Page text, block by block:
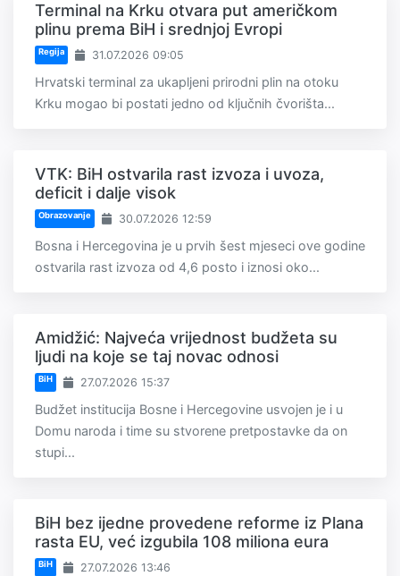
Terminal na Krku otvara put američkom
plinu prema BiH i srednjoj Evropi
Regija 31.07.2026 09:05
Hrvatski terminal za ukapljeni prirodni plin na otoku
Krku mogao bi postati jedno od ključnih čvorišta...
VTK: BiH ostvarila rast izvoza i uvoza,
deficit i dalje visok
Obrazovanje 30.07.2026 12:59
Bosna i Hercegovina je u prvih šest mjeseci ove godine
ostvarila rast izvoza od 4,6 posto i iznosi oko...
Amidžić: Najveća vrijednost budžeta su
ljudi na koje se taj novac odnosi
BiH 27.07.2026 15:37
Budžet institucija Bosne i Hercegovine usvojen je i u
Domu naroda i time su stvorene pretpostavke da on
stupi...
BiH bez ijedne provedene reforme iz Plana
rasta EU, već izgubila 108 miliona eura
BiH 27.07.2026 13:46